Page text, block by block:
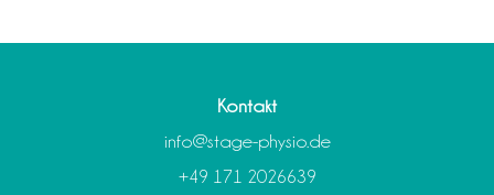
Kontakt
info@stage-physio.de
+49 171 2026639